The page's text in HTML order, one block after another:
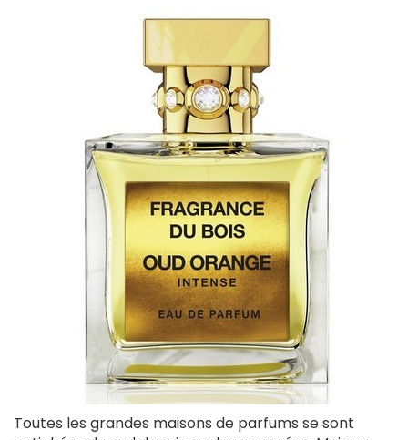
Toutes les grandes maisons de parfums se sont